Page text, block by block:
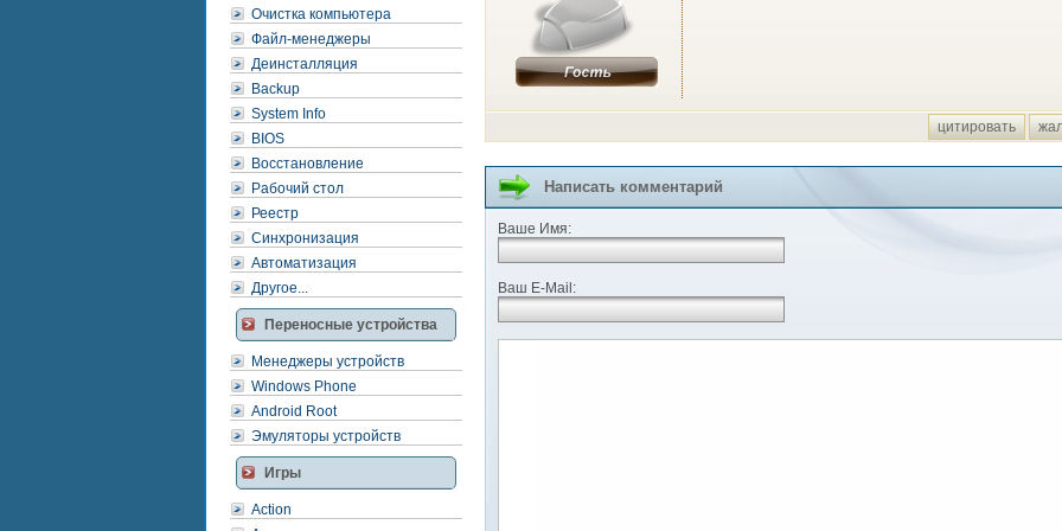
Очистка компьютера
Файл-менеджеры
Деинсталляция
Backup
System Info
BIOS
Восстановление
Рабочий стол
Реестр
Синхронизация
Автоматизация
Другое...
Переносные устройства
Менеджеры устройств
Windows Phone
Android Root
Эмуляторы устройств
Игры
Action
цитировать
Написать комментарий
Ваше Имя:
Ваш E-Mail: